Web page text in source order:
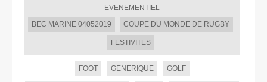
EVENEMENTIEL
BEC MARINE 04052019
COUPE DU MONDE DE RUGBY
FESTIVITES
FOOT GENERIQUE GOLF